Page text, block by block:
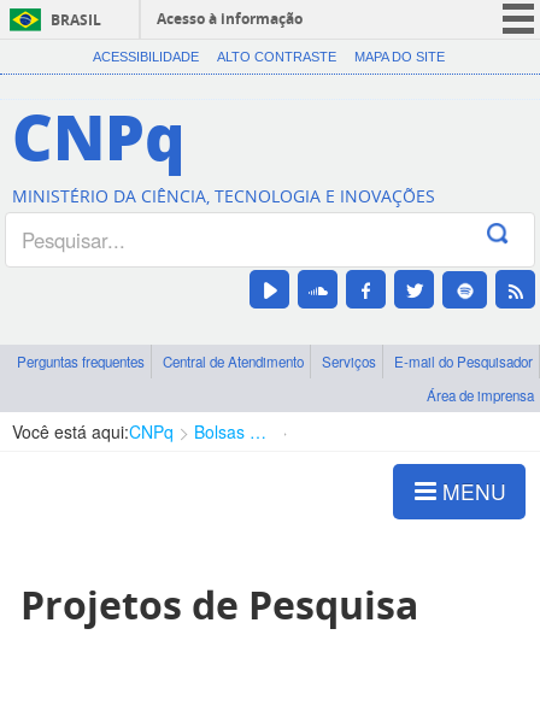
BRASIL
Acesso à informação
CORONAVÍRUS (COVID-19)
Canais
ACESSIBILIDADE ALTO CONTRASTE MAPA DO SITE
CNPq
MINISTÉRIO DA CIÊNCIA, TECNOLOGIA E INOVAÇÕES
Perguntas frequentes Central de Atendimento Serviços
E-mail do Pesquisador
Área de imprensa
Você está aqui:CNPq Bolsas e Auxílios Vigentes
MENU
Projetos de Pesquisa